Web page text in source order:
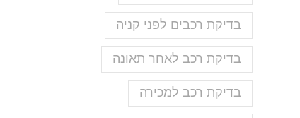
בדיקת רכבים לפני קניה
בדיקת רכב לאחר תאונה
בדיקת רכב למכירה